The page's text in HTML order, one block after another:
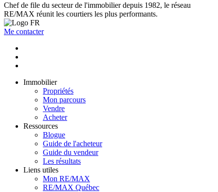
Chef de file du secteur de l'immobilier depuis 1982, le réseau
RE/MAX réunit les courtiers les plus performants.
Me contacter
Immobilier
Propriétés
Mon parcours
Vendre
Acheter
Ressources
Blogue
Guide de l'acheteur
Guide du vendeur
Les résultats
Liens utiles
Mon RE/MAX
RE/MAX Québec